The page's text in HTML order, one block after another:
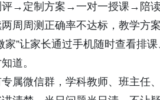
评→定制方案→一对一授课→陪
周周测正确率不达标，教学方
家”让家长通过手机随时查看排
道。
属微信群，学科教师、班主任